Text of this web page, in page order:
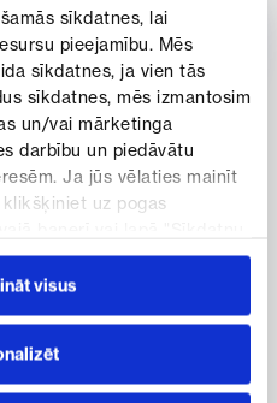
sīkdatnes, lai
pieejamību. Mēs
sīkdatnes, ja vien tās
sīkdatnes, mēs izmantosim
un/vai mārketinga
darbību un piedāvātu
Ja jūs vēlaties mainīt
uz pogas
sīkdatnēm ir pieejama
Sīkdatņu politikā.
visus
Ieguvums
6 800 €
no448 €